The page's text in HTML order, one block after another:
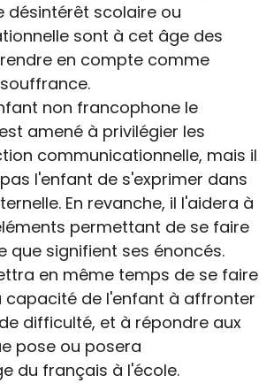
désintérêt scolaire ou
sont à cet âge des
en compte comme
non francophone le
amené à privilégier les
communicationnelle, mais il
l'enfant de s'exprimer dans
En revanche, il l'aidera à
permettant de se faire
que signifient ses énoncés.
en même temps de se faire
capacité de l'enfant à affronter
difficulté, et à répondre aux
pose ou posera
du français à l'école.